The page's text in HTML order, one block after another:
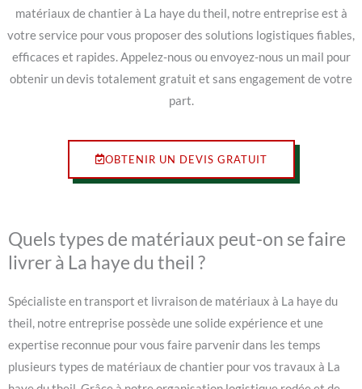
matériaux de chantier à La haye du theil, notre entreprise est à
votre service pour vous proposer des solutions logistiques fiables,
efficaces et rapides. Appelez-nous ou envoyez-nous un mail pour
obtenir un devis totalement gratuit et sans engagement de votre
part.
OBTENIR UN DEVIS GRATUIT
Quels types de matériaux peut-on se faire
livrer à La haye du theil ?
Spécialiste en transport et livraison de matériaux à La haye du
theil, notre entreprise possède une solide expérience et une
expertise reconnue pour vous faire parvenir dans les temps
plusieurs types de matériaux de chantier pour vos travaux à La